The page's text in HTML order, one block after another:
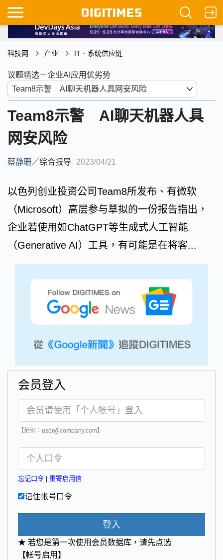
科技网 产业 IT．系统供应链
议题精选－企业AI应用优劣势
Team8示警 AI聊天机器人具
网安风险
蔡静珊／综合报导 2023/04/21
以色列创业投资公司Team8所发布、有微软
（Microsoft）高层参与草拟的一份报告指出，
企业若使用如ChatGPT等生成式人工智能
（Generative AI）工具，有可能是在将客...
会员登入
【范例：user@company.com】
忘记口令 重寄启用信
记住帐号口令
登入
★ 若您是第一次使用会员数据库，请先点选
【帐号启用】